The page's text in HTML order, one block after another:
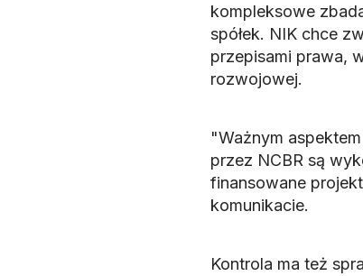
kompleksowe
spółek. NIK chce
przepisami prawa,
rozwojowej.
"Ważnym
przez NCBR są
finansowane
komunikacie.
Kontrola ma też